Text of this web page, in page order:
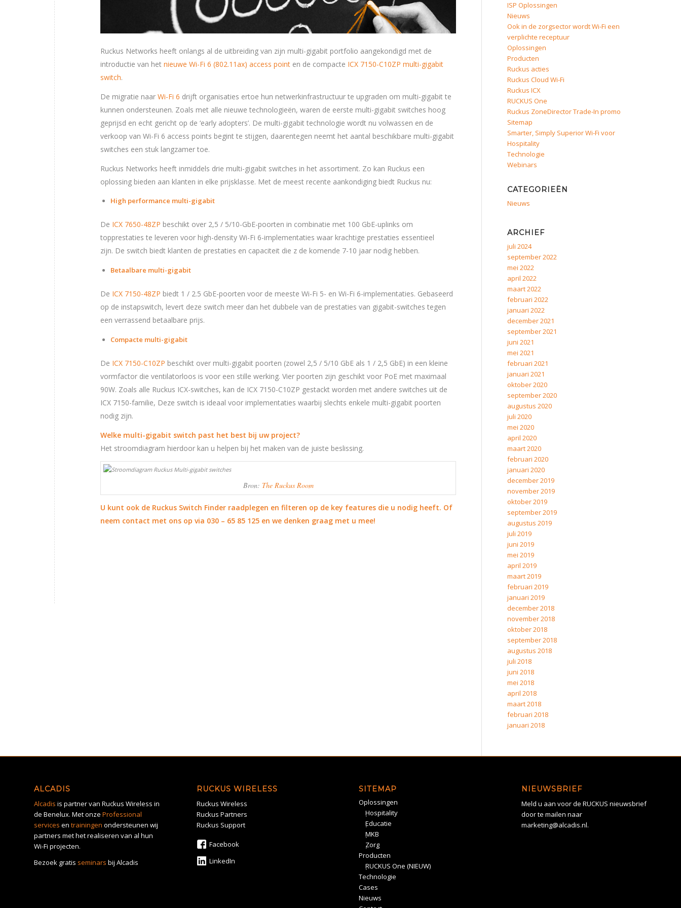
Ruckus Networks heeft onlangs al de uitbreiding van zijn multi-gigabit portfolio aangekondigd met de
introductie van het nieuwe Wi-Fi 6 (802.11ax) access point en de compacte ICX 7150-C10ZP multi-gigabit
switch.
De migratie naar Wi-Fi 6 drijft organisaties ertoe hun netwerkinfrastructuur te upgraden om multi-gigabit te
kunnen ondersteunen. Zoals met alle nieuwe technologieën, waren de eerste multi-gigabit switches hoog
geprijsd en echt gericht op de ‘early adopters’. De multi-gigabit technologie wordt nu volwassen en de
verkoop van Wi-Fi 6 access points begint te stijgen, daarentegen neemt het aantal beschikbare multi-gigabit
switches een stuk langzamer toe.
Ruckus Networks heeft inmiddels drie multi-gigabit switches in het assortiment. Zo kan Ruckus een
oplossing bieden aan klanten in elke prijsklasse. Met de meest recente aankondiging biedt Ruckus nu:
High performance multi-gigabit
De ICX 7650-48ZP beschikt over 2,5 / 5/10-GbE-poorten in combinatie met 100 GbE-uplinks om
topprestaties te leveren voor high-density Wi-Fi 6-implementaties waar krachtige prestaties essentieel
zijn. De switch biedt klanten de prestaties en capaciteit die z de komende 7-10 jaar nodig hebben.
Betaalbare multi-gigabit
De ICX 7150-48ZP biedt 1 / 2.5 GbE-poorten voor de meeste Wi-Fi 5- en Wi-Fi 6-implementaties. Gebaseerd
op de instapswitch, levert deze switch meer dan het dubbele van de prestaties van gigabit-switches tegen
een verrassend betaalbare prijs.
Compacte multi-gigabit
De ICX 7150-C10ZP beschikt over multi-gigabit poorten (zowel 2,5 / 5/10 GbE als 1 / 2,5 GbE) in een kleine
vormfactor die ventilatorloos is voor een stille werking. Vier poorten zijn geschikt voor PoE met maximaal
90W. Zoals alle Ruckus ICX-switches, kan de ICX 7150-C10ZP gestackt worden met andere switches uit de
ICX 7150-familie, Deze switch is ideaal voor implementaties waarbij slechts enkele multi-gigabit poorten
nodig zijn.
Welke multi-gigabit switch past het best bij uw project?
Het stroomdiagram hierdoor kan u helpen bij het maken van de juiste beslissing.
Bron: The Ruckus Room
U kunt ook de Ruckus Switch Finder raadplegen en filteren op de key features die u nodig heeft. Of
neem contact met ons op via 030 – 65 85 125 en we denken graag met u mee!
ISP Oplossingen
Nieuws
Ook in de zorgsector wordt Wi-Fi een
verplichte receptuur
Oplossingen
Producten
Ruckus acties
Ruckus Cloud Wi-Fi
Ruckus ICX
RUCKUS One
Ruckus ZoneDirector Trade-In promo
Sitemap
Smarter, Simply Superior Wi-Fi voor
Hospitality
Technologie
Webinars
CATEGORIEËN
Nieuws
ARCHIEF
juli 2024
september 2022
mei 2022
april 2022
maart 2022
februari 2022
januari 2022
december 2021
september 2021
juni 2021
mei 2021
februari 2021
januari 2021
oktober 2020
september 2020
augustus 2020
juli 2020
mei 2020
april 2020
maart 2020
februari 2020
januari 2020
december 2019
november 2019
oktober 2019
september 2019
augustus 2019
juli 2019
juni 2019
mei 2019
april 2019
maart 2019
februari 2019
januari 2019
december 2018
november 2018
oktober 2018
september 2018
augustus 2018
juli 2018
juni 2018
mei 2018
april 2018
maart 2018
februari 2018
januari 2018
ALCADIS
Alcadis is partner van Ruckus Wireless in
de Benelux. Met onze Professional
services en trainingen ondersteunen wij
partners met het realiseren van al hun
Wi-Fi projecten.
Bezoek gratis seminars bij Alcadis
RUCKUS WIRELESS
Ruckus Wireless
Ruckus Partners
Ruckus Support
Facebook
LinkedIn
SITEMAP
Oplossingen
Hospitality
Educatie
MKB
Zorg
Producten
RUCKUS One (NIEUW)
Technologie
Cases
Nieuws
NIEUWSBRIEF
Meld u aan voor de RUCKUS nieuwsbrief
door te mailen naar
marketing@alcadis.nl.